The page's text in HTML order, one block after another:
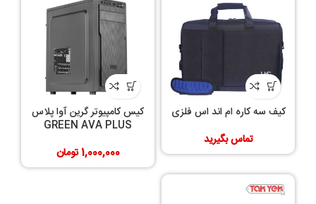
کیف سه کاره ام اند اس فلزی
تماس بگیرید
کیس کامپیوتر گرین آوا پلاس
GREEN AVA PLUS
1,000,000تومان